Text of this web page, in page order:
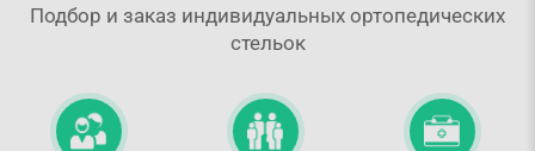
Подбор и заказ индивидуальных ортопедических
стельок